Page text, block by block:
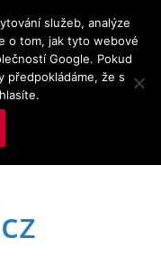
ZDRAVÍ
Z 8 VKOHORT
v perinatálním
výživy ve
medicíně
služeb, analýze
o tom, jak tyto webové
Google. Pokud
předpokládáme, že s